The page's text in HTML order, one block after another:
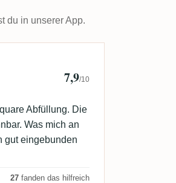
du in unserer App.
7,9/10
Abfüllung. Die
Was mich an
gut eingebunden
27 fanden das hilfreich